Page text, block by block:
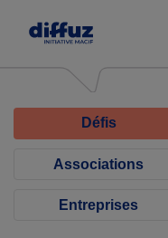
Défis
Associations
Entreprises